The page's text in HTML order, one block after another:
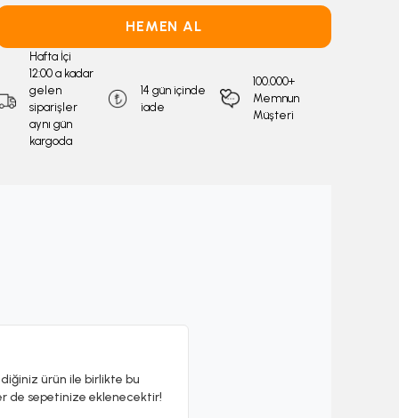
HEMEN AL
Hafta İçi
12:00 a kadar
gelen
siparişler
aynı gün
kargoda
14 gün içinde
iade
100.000+
Memnun
Müşteri
ürün ile birlikte bu
de sepetinize eklenecektir!